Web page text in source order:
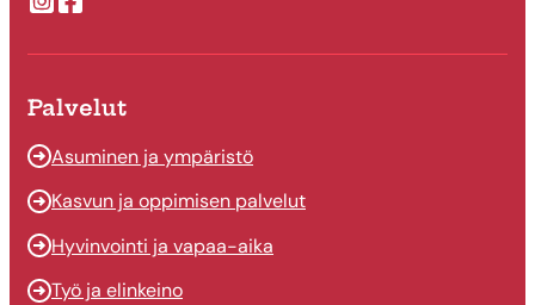
Suonenjoen kaupungin Instragram
Suonenjoen kaupungin Facebook
Palvelut
Asuminen ja ympäristö
Kasvun ja oppimisen palvelut
Hyvinvointi ja vapaa-aika
Työ ja elinkeino